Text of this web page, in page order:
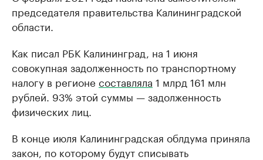
председателя правительства Калининградской
области.
Как писал РБК Калининград, на 1 июня
совокупная задолженность по транспортному
налогу в регионе составляла 1 млрд 161 млн
рублей. 93% этой суммы — задолженность
физических лиц.
В конце июля Калининградская облдума приняла
закон, по которому будут списывать